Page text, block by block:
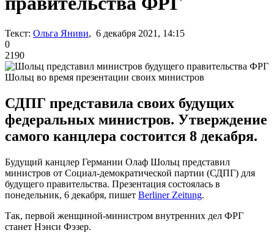
Текст: Ольга Яниви, 6 декабря 2021, 14:15
0
2190
Шольц во время презентации своих министров
СДПГ представила своих будущих
федеральных министров. Утверждение
самого канцлера состоится 8 декабря.
Будущий канцлер Германии Олаф Шольц представил
министров от Социал-демократической партии (СДПГ) для
будущего правительства. Презентация состоялась в
понедельник, 6 декабря, пишет Berliner Zeitung.
Так, первой женщиной-министром внутренних дел ФРГ
станет Нэнси Фэзер.